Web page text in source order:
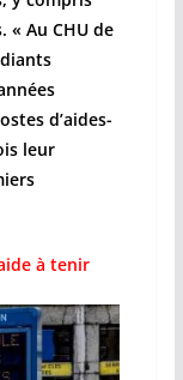
« Au CHU de
d’aides-
leur
à tenir